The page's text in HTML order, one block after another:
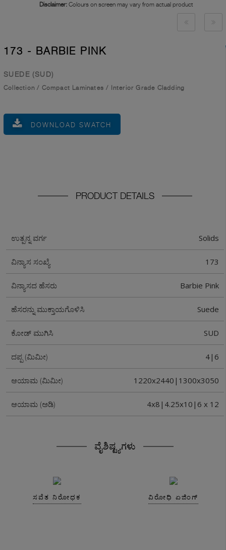
Disclaimer: Colours on screen may vary from actual product
173 - BARBIE PINK
SUEDE (SUD)
Collection / Compact Laminates / Interior Grade Cladding
DOWNLOAD SWATCH
PRODUCT DETAILS
ಉತ್ಪನ್ನ ವರ್ಗ Solids
ವಿನ್ಯಾಸ ಸಂಖ್ಯೆ 173
ವಿನ್ಯಾಸದ ಹೆಸರು Barbie Pink
ಹೆಸರನ್ನು ಮುಕ್ತಾಯಗೊಳಿಸಿ Suede
ಕೋಡ್ ಮುಗಿಸಿ SUD
ದಪ್ಪ (ಮಿಮೀ) 4|6
ಆಯಾಮ (ಮಿಮೀ) 1220x2440|1300x3050
ಆಯಾಮ (ಅಡಿ) 4x8|4.25x10|6 x 12
ವೈಶಿಷ್ಟ್ಯಗಳು
ಸವೆತ ನಿರೋಧಕ ವಿರೋಧಿ ಏಜಿಂಗ್